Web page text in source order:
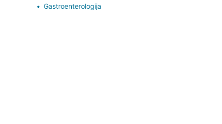
Gastroenterologija